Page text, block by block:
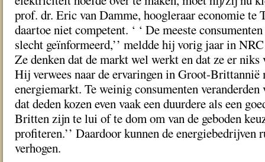
prof. dr. Eric van Damme, hoogleraar economie te
daartoe niet competent. ‘ ‘ De meeste
slecht geïnformeerd,’’ meldde hij vorig jaar in
Ze denken dat de markt wel werkt en dat ze er niks
Hij verwees naar de ervaringen in Groot-Brittannië
energiemarkt. Te weinig consumenten veranderden
dat deden kozen even vaak een duurdere als een
Britten zijn te lui of te dom om van de geboden
profiteren.’’ Daardoor kunnen de energiebedrijven
verhogen.